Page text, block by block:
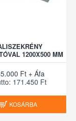
1200X500 MM
Ft + Áfa
171.450 Ft
KOSÁRBA